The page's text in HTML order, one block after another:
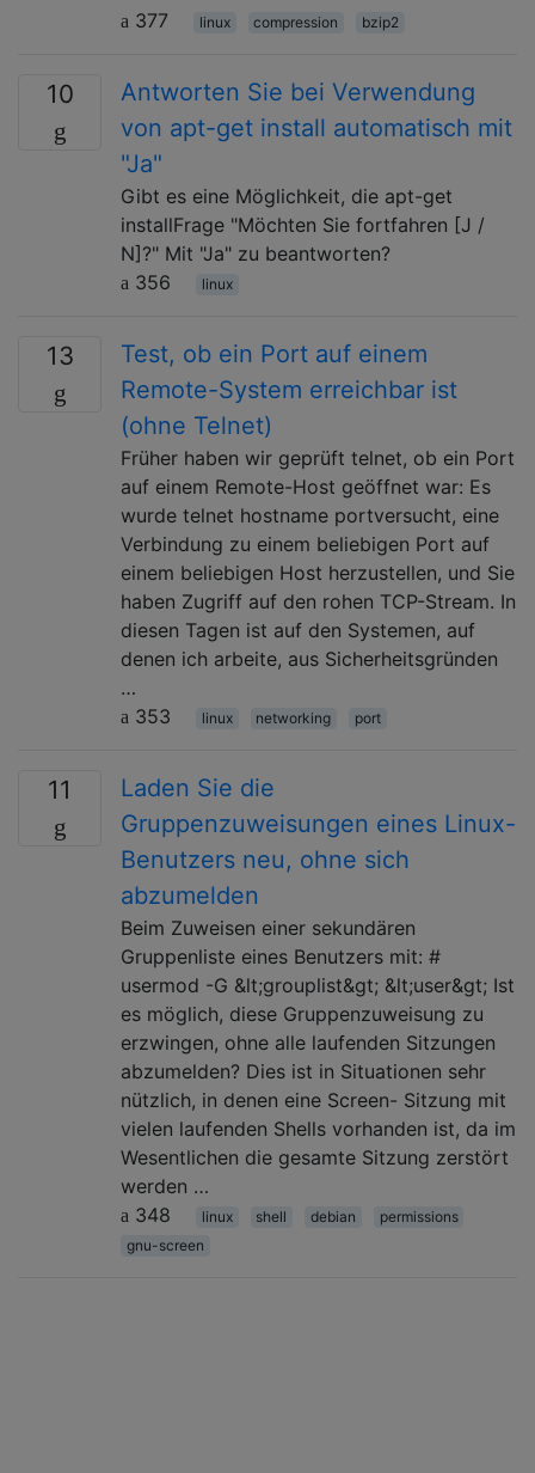
377
linux compression bzip2
10
Antworten Sie bei Verwendung
von apt-get install automatisch mit
"Ja"
Gibt es eine Möglichkeit, die apt-get
installFrage "Möchten Sie fortfahren [J /
N]?" Mit "Ja" zu beantworten?
356
linux
13
Test, ob ein Port auf einem
Remote-System erreichbar ist
(ohne Telnet)
Früher haben wir geprüft telnet, ob ein Port
auf einem Remote-Host geöffnet war: Es
wurde telnet hostname portversucht, eine
Verbindung zu einem beliebigen Port auf
einem beliebigen Host herzustellen, und Sie
haben Zugriff auf den rohen TCP-Stream. In
diesen Tagen ist auf den Systemen, auf
denen ich arbeite, aus Sicherheitsgründen
…
353
linux networking port
11
Laden Sie die
Gruppenzuweisungen eines Linux-
Benutzers neu, ohne sich
abzumelden
Beim Zuweisen einer sekundären
Gruppenliste eines Benutzers mit: #
usermod -G &lt;grouplist&gt; &lt;user&gt; Ist
es möglich, diese Gruppenzuweisung zu
erzwingen, ohne alle laufenden Sitzungen
abzumelden? Dies ist in Situationen sehr
nützlich, in denen eine Screen- Sitzung mit
vielen laufenden Shells vorhanden ist, da im
Wesentlichen die gesamte Sitzung zerstört
werden …
348
linux shell debian
permissions
gnu-screen